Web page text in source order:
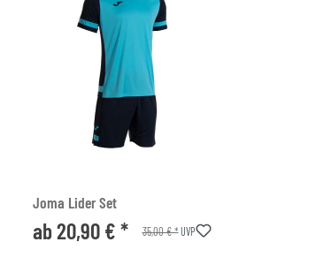
Joma Lider Set
ab 20,90 € * 35,00 € *UVP